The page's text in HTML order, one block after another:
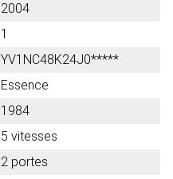
2004
1
YV1NC48K24J0*****
Essence
1984
5 vitesses
2 portes